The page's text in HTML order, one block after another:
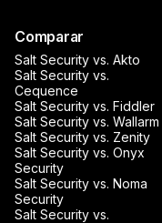
Comparar
Salt Security vs. Akto
Salt Security vs.
Cequence
Salt Security vs. Fiddler
Salt Security vs. Wallarm
Salt Security vs. Zenity
Salt Security vs. Onyx
Security
Salt Security vs. Noma
Security
Salt Security vs.